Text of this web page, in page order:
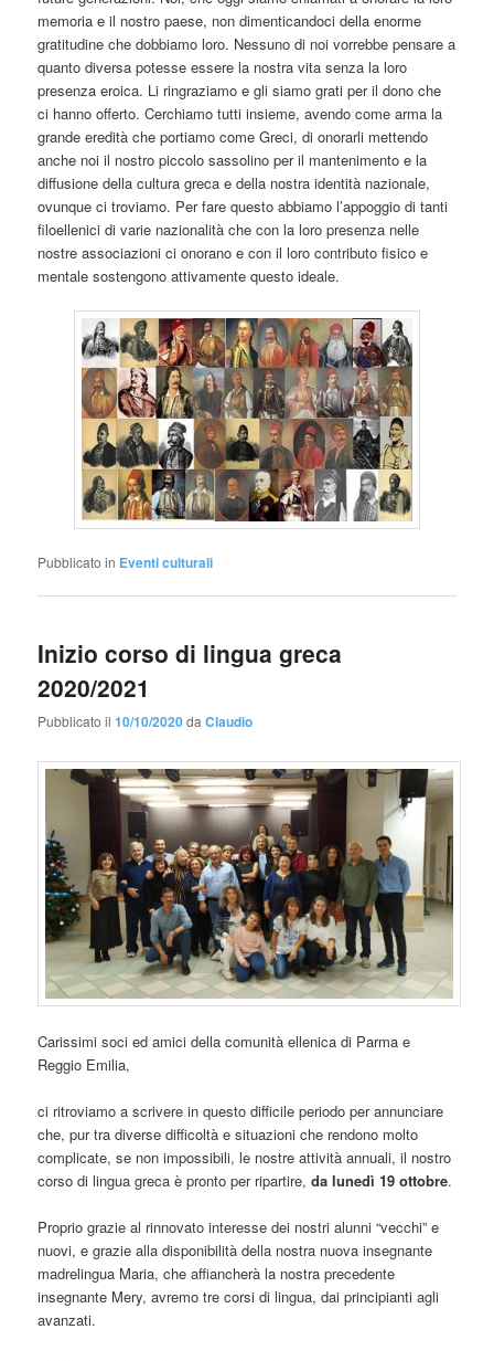
memoria e il nostro paese, non dimenticandoci della enorme
gratitudine che dobbiamo loro. Nessuno di noi vorrebbe pensare a
quanto diversa potesse essere la nostra vita senza la loro
presenza eroica. Li ringraziamo e gli siamo grati per il dono che
ci hanno offerto. Cerchiamo tutti insieme, avendo come arma la
grande eredità che portiamo come Greci, di onorarli mettendo
anche noi il nostro piccolo sassolino per il mantenimento e la
diffusione della cultura greca e della nostra identità nazionale,
ovunque ci troviamo. Per fare questo abbiamo l’appoggio di tanti
filoellenici di varie nazionalità che con la loro presenza nelle
nostre associazioni ci onorano e con il loro contributo fisico e
mentale sostengono attivamente questo ideale.
Pubblicato in Eventi culturali
Inizio corso di lingua greca
2020/2021
Pubblicato il10/10/2020daClaudio
Carissimi soci ed amici della comunità ellenica di Parma e
Reggio Emilia,
ci ritroviamo a scrivere in questo difficile periodo per annunciare
che, pur tra diverse difficoltà e situazioni che rendono molto
complicate, se non impossibili, le nostre attività annuali, il nostro
corso di lingua greca è pronto per ripartire,da lunedì 19 ottobre.
Proprio grazie al rinnovato interesse dei nostri alunni “vecchi” e
nuovi, e grazie alla disponibilità della nostra nuova insegnante
madrelingua Maria, che affiancherà la nostra precedente
insegnante Mery, avremo tre corsi di lingua, dai principianti agli
avanzati.